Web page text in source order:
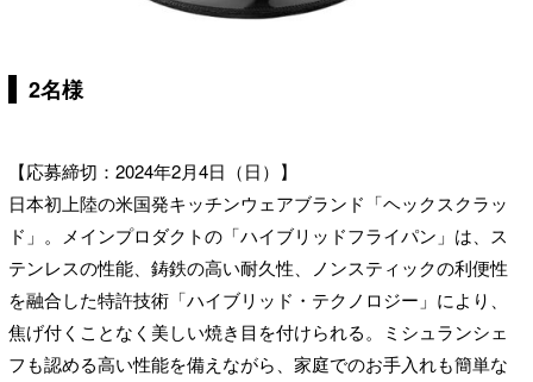
2名様
【応募締切：2024年2月4日（日）】
日本初上陸の米国発キッチンウェアブランド「ヘックスクラッ
ド」。メインプロダクトの「ハイブリッドフライパン」は、ス
テンレスの性能、鋳鉄の高い耐久性、ノンスティックの利便性
を融合した特許技術「ハイブリッド・テクノロジー」により、
焦げ付くことなく美しい焼き目を付けられる。ミシュランシェ
フも認める高い性能を備えながら、家庭でのお手入れも簡単な